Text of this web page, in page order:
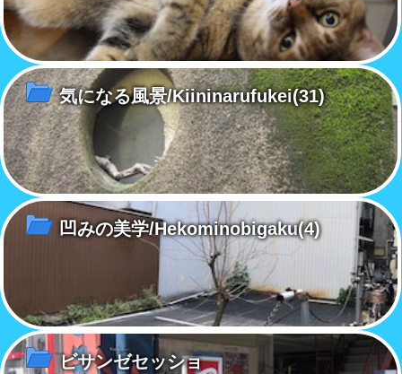
気になる風景/Kiininarufukei(31)
凹みの美学/Hekominobigaku(4)
ビサンゼセッショ